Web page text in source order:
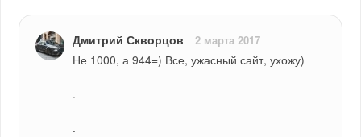
Дмитрий Скворцов 2 марта 2017
Не 1000, а 944=) Все, ужасный сайт, ухожу)
.
.